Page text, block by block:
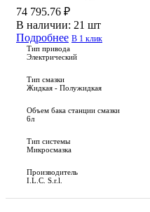
74 795.76 ₽
В наличии: 21 шт
Подробнее В 1 клик
Тип привода
Электрический
Тип смазки
Жидкая - Полужидкая
Объем бака станции смазки
6л
Тип системы
Микросмазка
Производитель
I.L.C. S.r.l.